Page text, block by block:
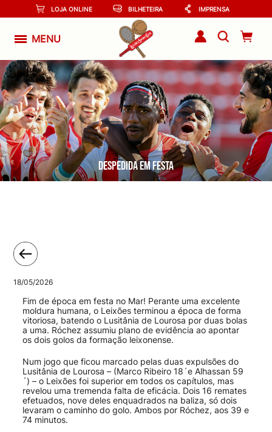
LOJA ONLINE BILHETEIRA IMPRENSA
MENU
Despedida em festa
18/05/2026
Fim de época em festa no Mar! Perante uma excelente
moldura humana, o Leixões terminou a época de forma
vitoriosa, batendo o Lusitânia de Lourosa por duas bolas
a uma. Róchez assumiu plano de evidência ao apontar
os dois golos da formação leixonense.
Num jogo que ficou marcado pelas duas expulsões do
Lusitânia de Lourosa – (Marco Ribeiro 18´e Alhassan 59
´) – o Leixões foi superior em todos os capítulos, mas
revelou uma tremenda falta de eficácia. Dois 16 remates
efetuados, nove deles enquadrados na baliza, só dois
levaram o caminho do golo. Ambos por Róchez, aos 39 e
74 minutos.